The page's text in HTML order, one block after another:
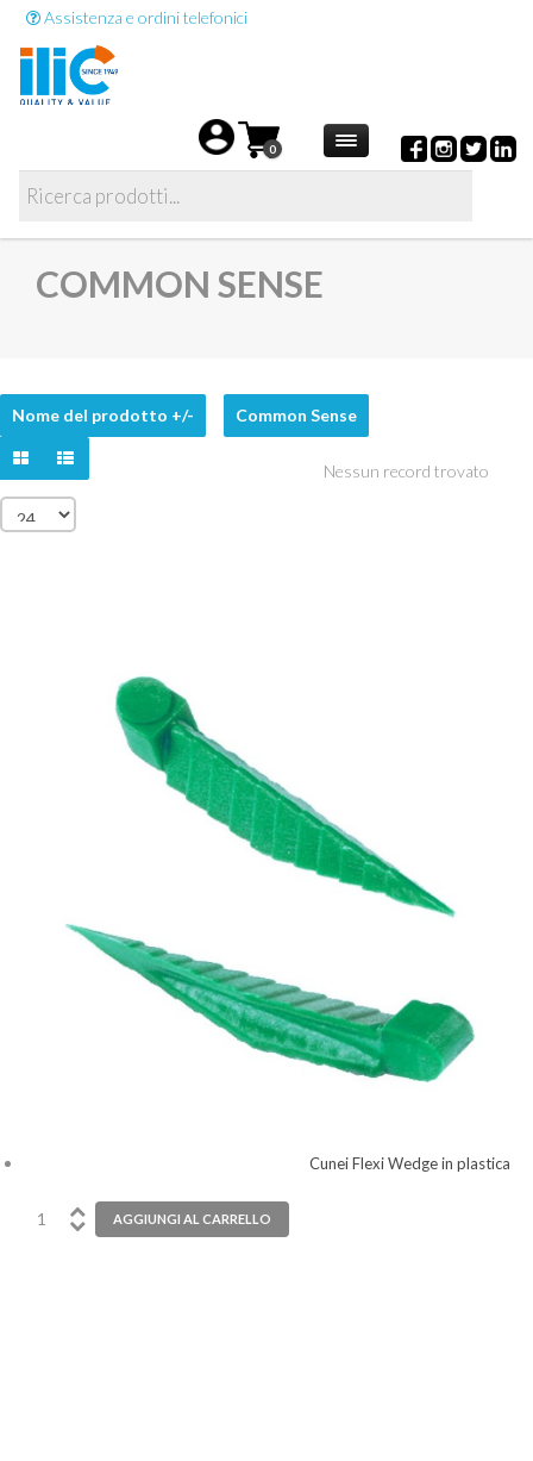
Assistenza e ordini telefonici
0
COMMON SENSE
Nome del prodotto +/- Common Sense
Nessun record trovato
Cunei Flexi Wedge in plastica